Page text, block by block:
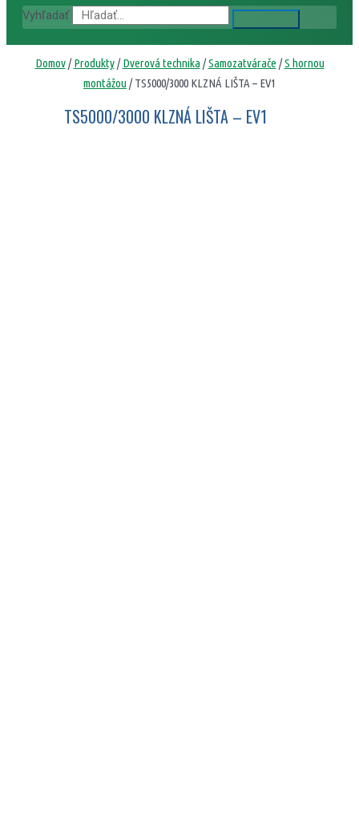
Vyhľadať
Domov/Produkty/Dverová technika /Samozatvárače /S hornou
montážou / TS5000/3000 KLZNÁ LIŠTA – EV1
TS5000/3000 KLZNÁ LIŠTA – EV1